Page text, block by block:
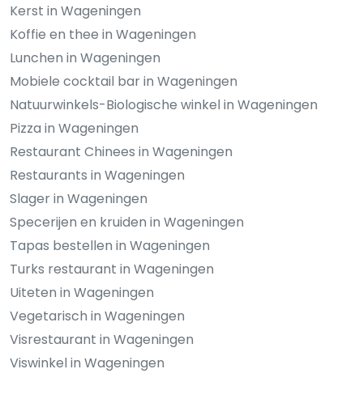
Kerst in Wageningen
Koffie en thee in Wageningen
Lunchen in Wageningen
Mobiele cocktail bar in Wageningen
Natuurwinkels-Biologische winkel in Wageningen
Pizza in Wageningen
Restaurant Chinees in Wageningen
Restaurants in Wageningen
Slager in Wageningen
Specerijen en kruiden in Wageningen
Tapas bestellen in Wageningen
Turks restaurant in Wageningen
Uiteten in Wageningen
Vegetarisch in Wageningen
Visrestaurant in Wageningen
Viswinkel in Wageningen